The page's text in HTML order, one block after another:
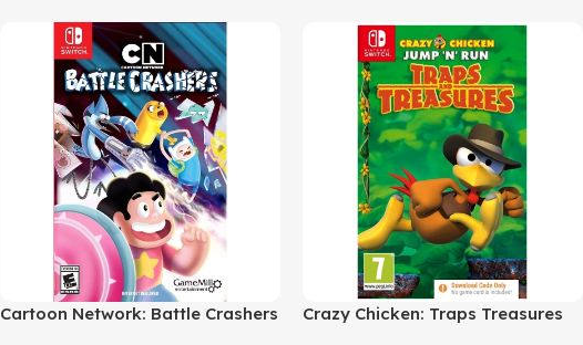
Cartoon Network: Battle Crashers
Crazy Chicken: Traps Treasures